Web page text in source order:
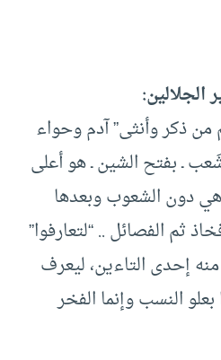
الجلالين:
من ذكر وأنثى” آدم وحواء
ـ بفتح الشين ـ هو أعلى
دون الشعوب وبعدها
ثم الفصائل .. “لتعارفوا”
إحدى التاءين، ليعرف
النسب وإنما الفخر